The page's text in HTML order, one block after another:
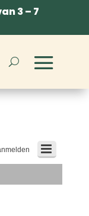
3 – 7